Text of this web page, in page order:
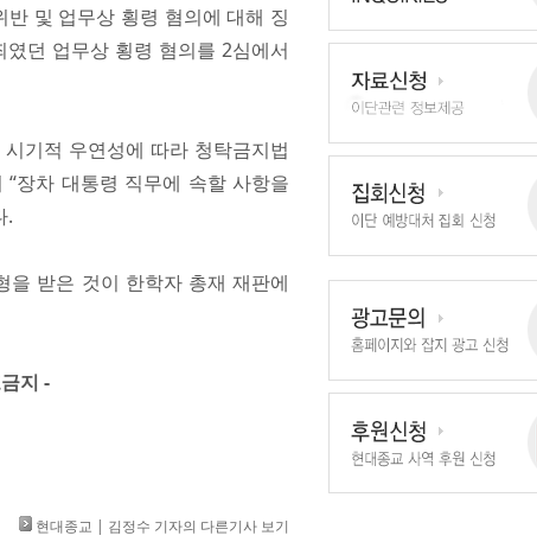
및 업무상 횡령 혐의에 대해 징
던 업무상 횡령 혐의를 2심에서
기적 우연성에 따라 청탁금지법
장차 대통령 직무에 속할 사항을
.
을 받은 것이 한학자 총재 재판에
지 -​
현대종교 | 김정수 기자의 다른기사 보기